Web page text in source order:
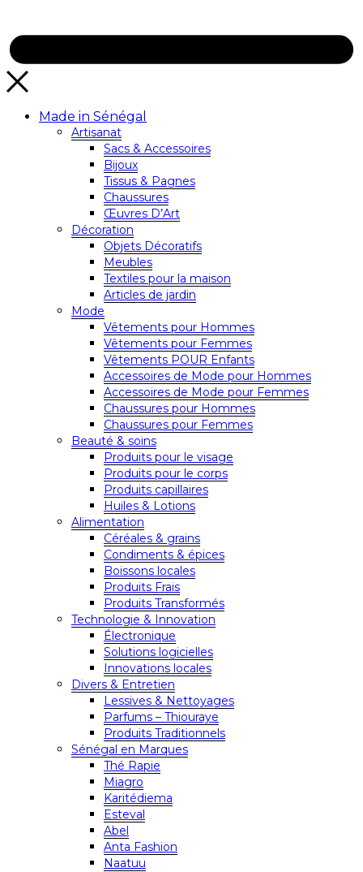
Made in Sénégal
Artisanat
Sacs & Accessoires
Bijoux
Tissus & Pagnes
Chaussures
Œuvres D’Art
Décoration
Objets Décoratifs
Meubles
Textiles pour la maison
Articles de jardin
Mode
Vêtements pour Hommes
Vêtements pour Femmes
Vêtements POUR Enfants
Accessoires de Mode pour Hommes
Accessoires de Mode pour Femmes
Chaussures pour Hommes
Chaussures pour Femmes
Beauté & soins
Produits pour le visage
Produits pour le corps
Produits capillaires
Huiles & Lotions
Alimentation
Céréales & grains
Condiments & épices
Boissons locales
Produits Frais
Produits Transformés
Technologie & Innovation
Électronique
Solutions logicielles
Innovations locales
Divers & Entretien
Lessives & Nettoyages
Parfums – Thiouraye
Produits Traditionnels
Sénégal en Marques
Thé Rapie
Miagro
Karitédiema
Esteval
Abel
Anta Fashion
Naatuu